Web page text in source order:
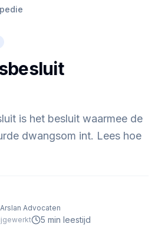
Gratis Advies
is het besluit waarmee de
dwangsom int. Lees hoe
Advocaten
5 min leestijd